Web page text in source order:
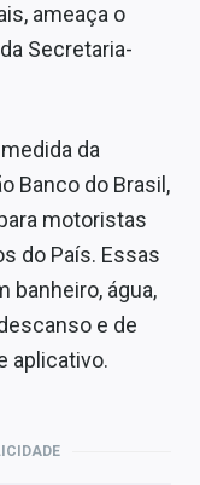
ameaça o
Secretaria-
da
Banco do Brasil,
motoristas
do País. Essas
banheiro, água,
e de
aplicativo.